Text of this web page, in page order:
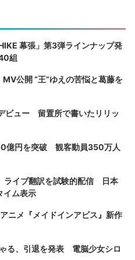
幕張」第3弾ラインナップ発
組
公開 “王”ゆえの苦悩と葛藤を
ビュー 留置所で書いたリリッ
億円を突破 観客動員350万人
ライブ翻訳を試験的配信 日本
イム表示
ニメ『メイドインアビス』新作
る、引退を発表 電脳少女シロ